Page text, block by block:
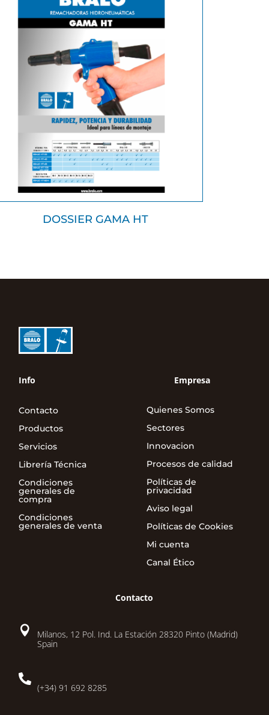
DOSSIER GAMA HT
Info
Contacto
Productos
Servicios
Librería Técnica
Condiciones
generales de
compra
Condiciones
generales de venta
Empresa
Quienes Somos
Sectores
Innovacion
Procesos de calidad
Políticas de
privacidad
Aviso legal
Políticas de Cookies
Mi cuenta
Canal Ético
Contacto

Milanos, 12 Pol. Ind. La Estación 28320 Pinto (Madrid)
Spain

(+34) 91 692 8285